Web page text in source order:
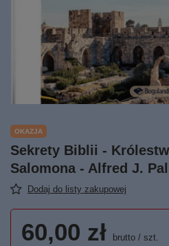
OKAZJA
Sekrety Biblii -
Salomona - Alfred J.
Dodaj do listy zakupowej
60,00 zł brutto / szt.